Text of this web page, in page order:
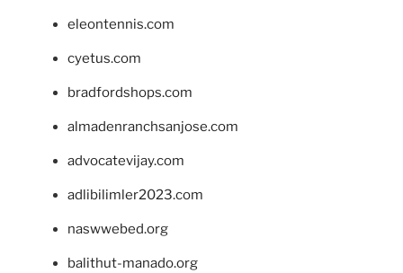
eleontennis.com
cyetus.com
bradfordshops.com
almadenranchsanjose.com
advocatevijay.com
adlibilimler2023.com
naswwebed.org
balithut-manado.org